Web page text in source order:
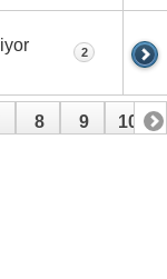
2
8 9 10